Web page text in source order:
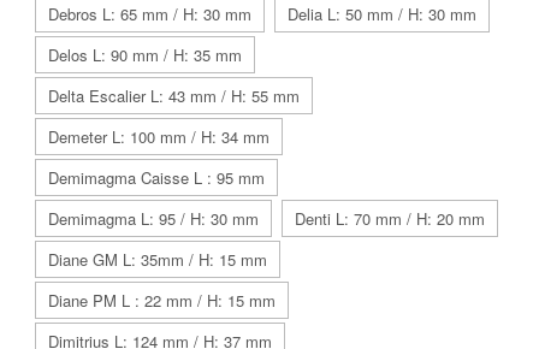
Debros L: 65 mm / H: 30 mm
Delia L: 50 mm / H: 30 mm
Delos L: 90 mm / H: 35 mm
Delta Escalier L: 43 mm / H: 55 mm
Demeter L: 100 mm / H: 34 mm
Demimagma Caisse L : 95 mm
Demimagma L: 95 / H: 30 mm
Denti L: 70 mm / H: 20 mm
Diane GM L: 35mm / H: 15 mm
Diane PM L : 22 mm / H: 15 mm
Dimitrius L: 124 mm / H: 37 mm